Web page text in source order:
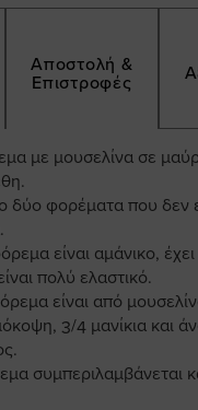
Αποστολή &
Επιστροφές
με μουσελίνα σε
δύο φορέματα που δεν
είναι αμάνικο,
πολύ ελαστικό.
είναι από
3/4 μανίκια και
συμπεριλαμβάνεται